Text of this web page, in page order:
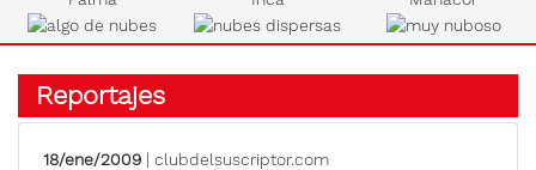
Reportajes
18/ene/2009 | clubdelsuscriptor.com